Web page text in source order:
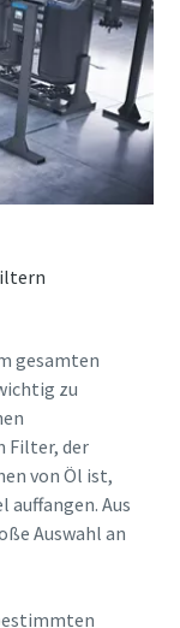
pneumatischen
gesamten
zu
Filter, der
von Öl ist,
Aus
Auswahl an